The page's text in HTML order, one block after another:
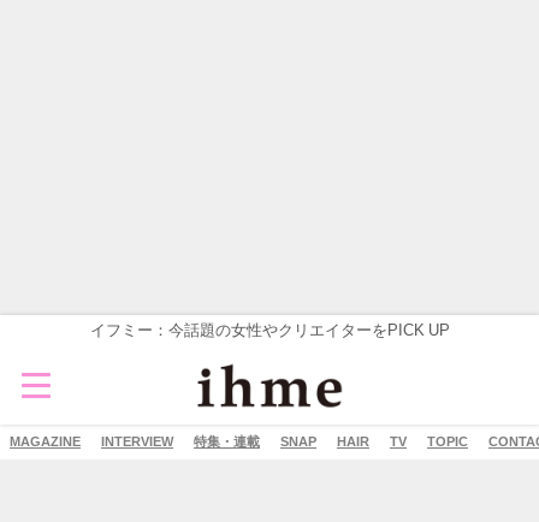
イフミー：今話題の女性やクリエイターをPICK UP
MAGAZINE INTERVIEW 特集・連載 SNAP HAIR TV TOPIC